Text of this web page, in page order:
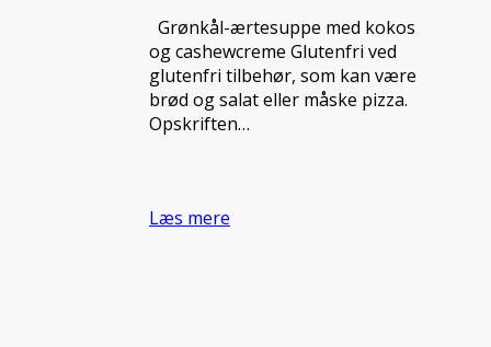
Grønkål-ærtesuppe med kokos
og cashewcreme Glutenfri ved
glutenfri tilbehør, som kan være
brød og salat eller måske pizza.
Opskriften…
Læs mere